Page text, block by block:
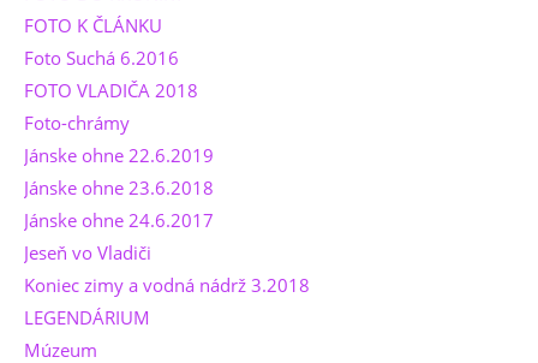
FOTO K ČLÁNKU
Foto Suchá 6.2016
FOTO VLADIČA 2018
Foto-chrámy
Jánske ohne 22.6.2019
Jánske ohne 23.6.2018
Jánske ohne 24.6.2017
Jeseň vo Vladiči
Koniec zimy a vodná nádrž 3.2018
LEGENDÁRIUM
Múzeum